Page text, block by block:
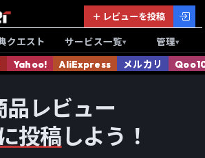
クエスト サービス一覧▾ 管理▾
＋ レビューを投稿
Yahoo! AliExpress メルカリ
品レビュー
投稿しよう！